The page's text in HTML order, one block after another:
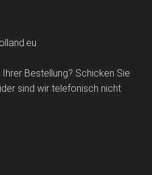
Bestellung? Schicken Sie
sind wir telefonisch nicht